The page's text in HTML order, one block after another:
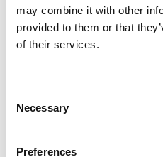
may combine it with other
provided to them or that
of their services.
Selection
Necessary
Preferences
Livraison gratuite en 1-3
Maaseik (contactez le